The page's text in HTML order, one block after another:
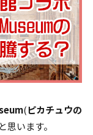
(ピカチュウの
います。